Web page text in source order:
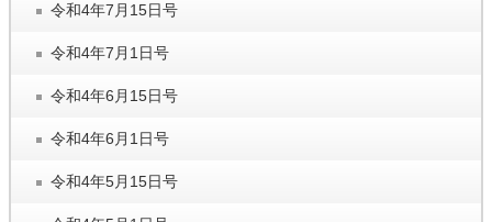
令和4年7月15日号
令和4年7月1日号
令和4年6月15日号
令和4年6月1日号
令和4年5月15日号